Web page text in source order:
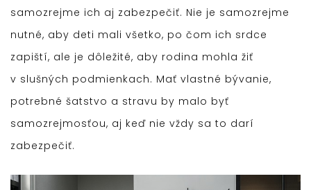
samozrejme ich aj zabezpečiť. Nie je samozrejme
nutné, aby deti mali všetko, po čom ich srdce
zapiští, ale je dôležité, aby rodina mohla žiť
v slušných podmienkach. Mať vlastné bývanie,
potrebné šatstvo a stravu by malo byť
samozrejmosťou, aj keď nie vždy sa to darí
zabezpečiť.